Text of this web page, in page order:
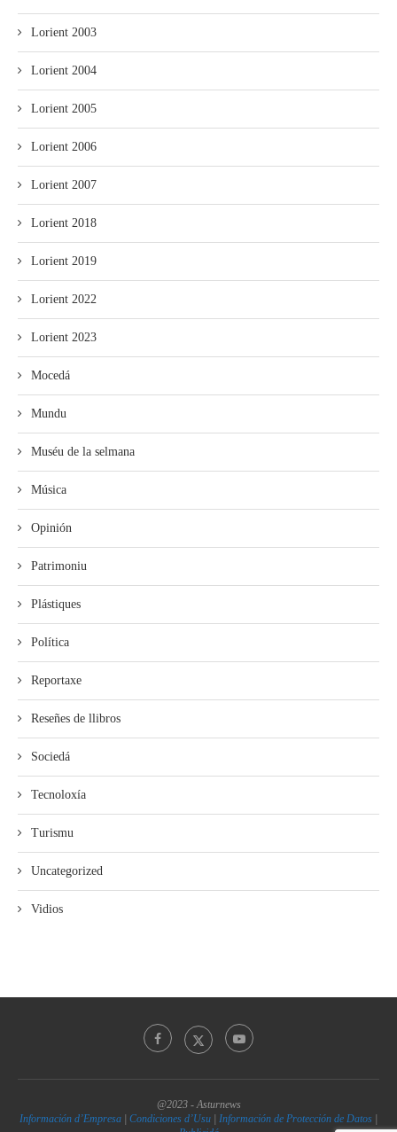
Lorient 2003
Lorient 2004
Lorient 2005
Lorient 2006
Lorient 2007
Lorient 2018
Lorient 2019
Lorient 2022
Lorient 2023
Mocedá
Mundu
Muséu de la selmana
Música
Opinión
Patrimoniu
Plástiques
Política
Reportaxe
Reseñes de llibros
Sociedá
Tecnoloxía
Turismu
Uncategorized
Vidios
@2023 - Asturnews
Información d’Empresa | Condiciones d’Usu | Información de Protección de Datos |